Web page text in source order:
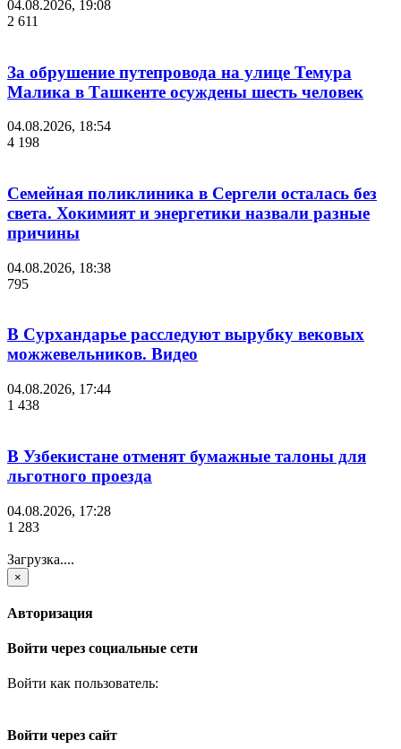
04.08.2026, 19:08
2 611
За обрушение путепровода на улице Темура
Малика в Ташкенте осуждены шесть человек
04.08.2026, 18:54
4 198
Семейная поликлиника в Сергели осталась без
света. Хокимият и энергетики назвали разные
причины
04.08.2026, 18:38
795
В Сурхандарье расследуют вырубку вековых
можжевельников. Видео
04.08.2026, 17:44
1 438
В Узбекистане отменят бумажные талоны для
льготного проезда
04.08.2026, 17:28
1 283
Загрузка....
×
Авторизация
Войти через социальные сети
Войти как пользователь:
Войти через сайт